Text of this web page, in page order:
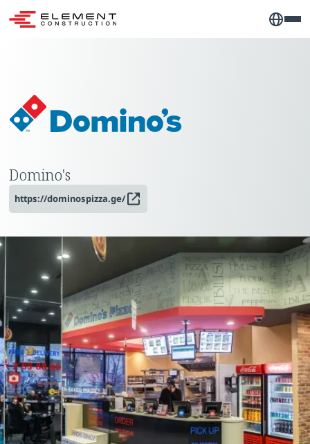
Domino's
https://dominospizza.ge/